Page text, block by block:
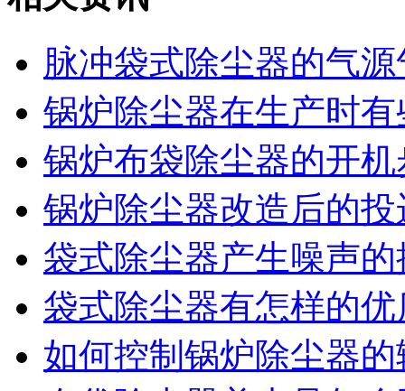
脉冲袋式除尘器的气
锅炉除尘器在生产时
锅炉布袋除尘器的开机
锅炉除尘器改造后的
袋式除尘器产生噪声
袋式除尘器有怎样的
如何控制锅炉除尘器